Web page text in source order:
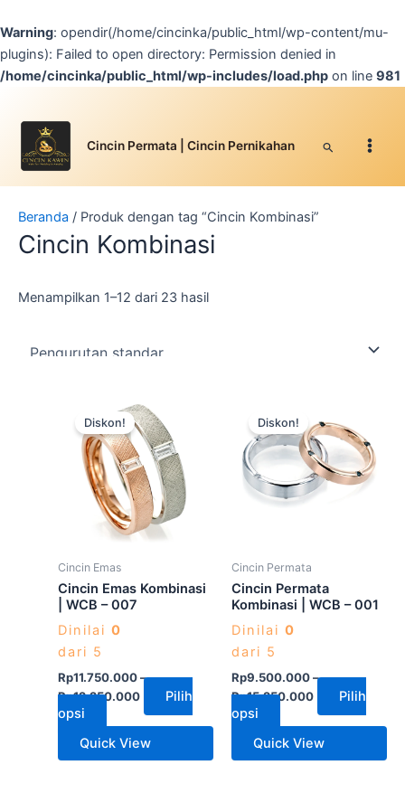
Warning: opendir(/home/cincinka/public_html/wp-content/mu-
plugins): Failed to open directory: Permission denied in
/home/cincinka/public_html/wp-includes/load.php on line 981
ke
konten
Cincin Permata | Cincin Pernikahan Cari
Beranda / Produk dengan tag “Cincin Kombinasi”
Cincin Kombinasi
Menampilkan 1–12 dari 23 hasil
Diskon!
Cincin Emas
Cincin Emas Kombinasi
| WCB – 007
Dinilai 0
dari 5
Rp11.750.000–
Rp12.250.000
Pilih
opsi
Produk
ini
memiliki
beberapa
varian.
Pilihan
ini
di
halaman
Quick View
Diskon!
Cincin Permata
Cincin Permata
Kombinasi | WCB – 001
Dinilai 0
dari 5
Rp9.500.000–
Rp15.250.000
Pilih
opsi
ini
memiliki
beberapa
varian.
di
halaman
Quick View
Facebook
Instagram
YouTube
WhatsApp
Google
TikTok